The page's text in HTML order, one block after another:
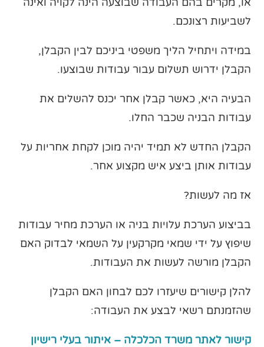
לשביעות רצונכם.
במידה ויתחיל הליך משפטי ביניכם לבין הקבלן,
הקבלן ידרוש תשלום עבור עבודות שבוצעו.
הבעיה היא, כאשר קבלן אחר יכנס להשלים את
עבודות הבניה שכבר החלו.
הקבלן החדש לא תמיד יהיה מוכן לקחת אחריות על
עבודות אותן ביצע איש מקצוע אחר.
אז מה לעשות?
בביצוע הערכת עלויות בניה או הערכת מחיר עבודות
שיפוץ על ידי שמאי מקרקעין על השמאי לבדוק האם
הקבלן מורשה לעשות את העבודות.
להלן קישורים שיעזרו לכם לבחון האם הקבלן
שהזמנתם רשאי לבצע את העבודה:
קישור לאתר משרד הכלכלה – איתור בעלי רישיון